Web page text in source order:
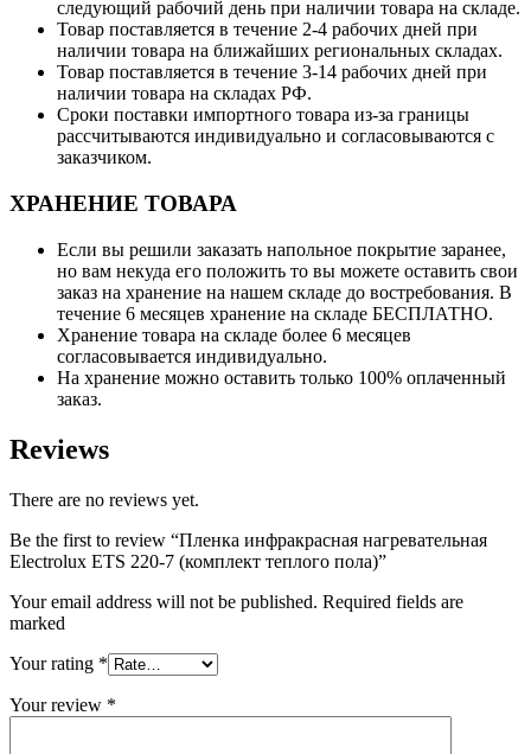
следующий рабочий день при наличии товара на складе.
Товар поставляется в течение 2-4 рабочих дней при
наличии товара на ближайших региональных складах.
Товар поставляется в течение 3-14 рабочих дней при
наличии товара на складах РФ.
Сроки поставки импортного товара из-за границы
рассчитываются индивидуально и согласовываются с
заказчиком.
ХРАНЕНИЕ ТОВАРА
Если вы решили заказать напольное покрытие заранее,
но вам некуда его положить то вы можете оставить свои
заказ на хранение на нашем складе до востребования. В
течение 6 месяцев хранение на складе БЕСПЛАТНО.
Хранение товара на складе более 6 месяцев
согласовывается индивидуально.
На хранение можно оставить только 100% оплаченный
заказ.
Reviews
There are no reviews yet.
Be the first to review “Пленка инфракрасная нагревательная
Electrolux ETS 220-7 (комплект теплого пола)”
Your email address will not be published. Required fields are
marked
Your rating *
Your review *